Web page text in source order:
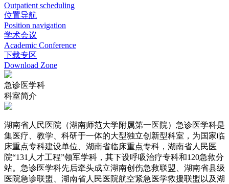
Outpatient scheduling
位置导航
Position navigation
学术会议
Academic Conference
下载专区
Download Zone
急诊医学科
科室简介
湖南省人民医院（湖南师范大学附属第一医院）急诊医学科是
集医疗、教学、科研于一体的大型独立创新型科室，为国家临
床重点专科建设单位、湖南省临床重点专科，湖南省人民医
院“131人才工程”领军学科，其下设呼吸治疗专科和120急救分
站。急诊医学科先后牵头成立湖南创伤急救联盟、湖南省县级
医院急诊联盟、湖南省人民医院航空紧急医学救援联盟以及湖